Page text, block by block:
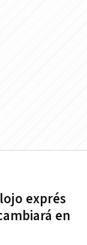
exprés
en